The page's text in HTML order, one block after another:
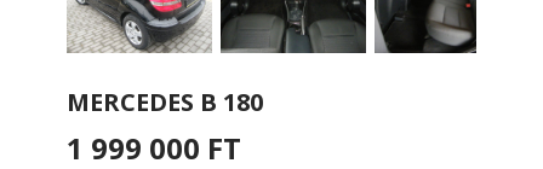
MERCEDES B 180
1 999 000 FT